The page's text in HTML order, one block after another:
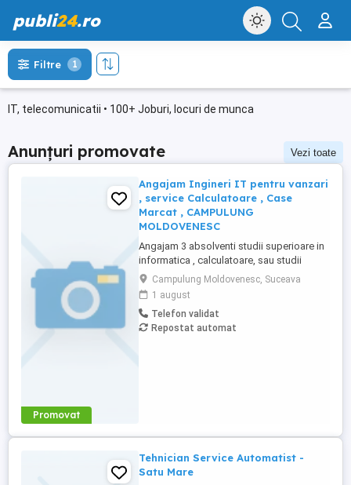
publi24.ro
IT, telecomunicatii • 100+ Joburi, locuri de munca
Filtre 1
Anunțuri promovate Vezi toate
Promovat
Angajam Ingineri IT pentru vanzari
, service Calculatoare , Case
Marcat , CAMPULUNG
MOLDOVENESC
Angajam 3 absolventi studii superioare in
informatica , calculatoare, sau studii
tehnice cu cunostiinte in IT, instalare
sisteme de alarmare si camere de
supraveghere Accept Software
comercializeaza SEMNATURA
ELECTRONICA intr-o ora, calculatoare,
Campulung Moldovenesc, Suceava
1 august
Telefon validat
Repostat automat
Tehnician Service Automatist -
Satu Mare